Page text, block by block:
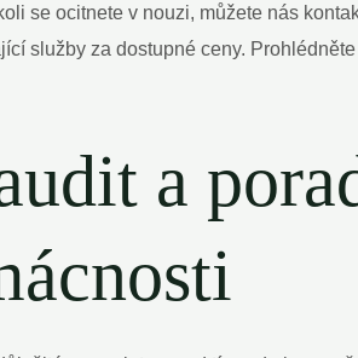
se ocitnete v nouzi, můžete nás
služby za dostupné ceny.
a